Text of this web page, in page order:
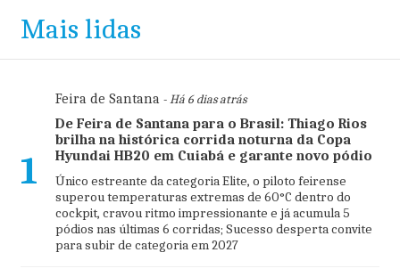
Mais lidas
1
Feira de Santana- Há 6 dias atrás
De Feira de Santana para o Brasil: Thiago Rios
brilha na histórica corrida noturna da Copa
Hyundai HB20 em Cuiabá e garante novo pódio
Único estreante da categoria Elite, o piloto feirense
superou temperaturas extremas de 60°C dentro do
cockpit, cravou ritmo impressionante e já acumula 5
pódios nas últimas 6 corridas; Sucesso desperta convite
para subir de categoria em 2027